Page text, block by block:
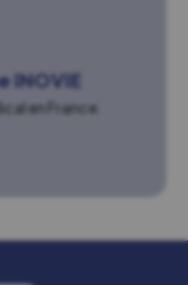
INOVIE
en France.